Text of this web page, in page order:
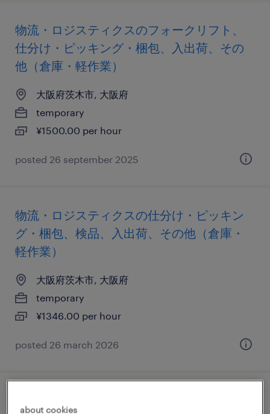
物流・ロジスティクスのフォークリフト、
仕分け・ピッキング・梱包、入出荷、その
他（倉庫・軽作業）
大阪府茨木市, 大阪府
temporary
¥1500.00 per hour
posted 26 september 2025
物流・ロジスティクスの仕分け・ピッキン
グ・梱包、検品、入出荷、その他（倉庫・
軽作業）
大阪府茨木市, 大阪府
temporary
¥1346.00 per hour
posted 26 march 2026
about cookies